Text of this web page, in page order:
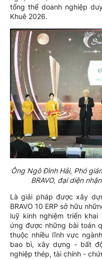
tổng thể doanh nghiệp
Khuê 2026.
Ông Ngô Đình Hải, Phó
BRAVO, đại diện
Là giải pháp được xây
BRAVO 10 ERP sở hữu
luỹ kinh nghiệm triển khai
ứng được những bài toán
thuộc nhiều lĩnh vực
bao bì, xây dựng - bất
nghiệp thép, tài chính -